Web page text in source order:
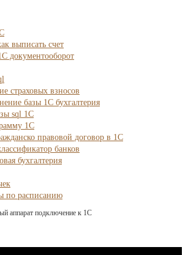
выписать счет
документооборот
страховых взносов
базы 1С бухгалтерия
sql 1С
1С
правовой договор в 1С
банков
бухгалтерия
по расписанию
аппарат подключение к 1С